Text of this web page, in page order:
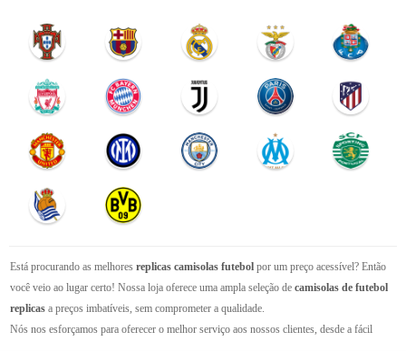
Está procurando as melhores replicas camisolas futebol por um preço acessível? Então
você veio ao lugar certo! Nossa loja oferece uma ampla seleção de camisolas de futebol
replicas a preços imbatíveis, sem comprometer a qualidade.
Nós nos esforçamos para oferecer o melhor serviço aos nossos clientes, desde a fácil